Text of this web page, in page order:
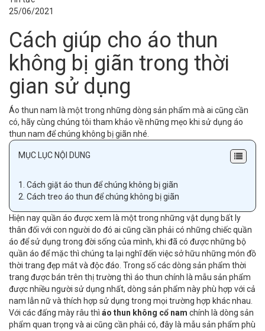
25/06/2021
Cách giúp cho áo thun
không bị giãn trong thời
gian sử dụng
Áo thun nam là một trong những dòng sản phẩm mà ai cũng cần
có, hãy cùng chúng tôi tham khảo về những mẹo khi sử dụng áo
thun nam để chúng không bị giãn nhé.
MỤC LỤC NỘI DUNG
1. Cách giặt áo thun để chúng không bị giãn
2. Cách treo áo thun để chúng không bị giãn
Hiện nay quần áo được xem là một trong những vật dụng bất ly
thân đối với con người do đó ai cũng cần phải có những chiếc quần
áo để sử dụng trong đời sống của mình, khi đã có được những bộ
quần áo để mặc thì chúng ta lại nghĩ đến việc sở hữu những món đồ
thời trang đẹp mắt và độc đáo. Trong số các dòng sản phẩm thời
trang được bán trên thị trường thì áo thun chính là mẫu sản phẩm
được nhiều người sử dụng nhất, dòng sản phẩm này phù hợp với cả
nam lẫn nữ và thích hợp sử dụng trong mọi trường hợp khác nhau.
Với các đấng mày râu thì áo thun không cổ nam chính là dòng sản
phẩm quan trọng và ai cũng cần phải có, đây là mẫu sản phẩm phù